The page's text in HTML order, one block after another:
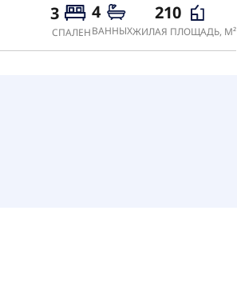
3
СПАЛЕН
4
ВАННЫХ
210
ЖИЛАЯ ПЛОЩАДЬ, М²